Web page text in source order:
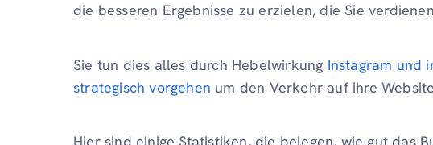
die besseren Ergebnisse zu erzielen, die Sie
Sie tun dies alles durch Hebelwirkung Instagram und
strategisch vorgehen um den Verkehr auf ihre